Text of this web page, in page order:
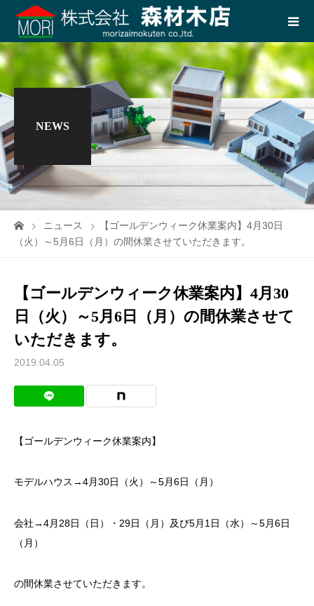
NEWS
ニュース
【ゴールデンウィーク休業案内】4月30日
（火）～5月6日（月）の間休業させていただきます。
【ゴールデンウィーク休業案内】4月30
日（火）～5月6日（月）の間休業させて
いただきます。
2019.04.05
【ゴールデンウィーク休業案内】
モデルハウス→4月30日（火）～5月6日（月）
会社→4月28日（日）・29日（月）及び5月1日（水）～5月6日
（月）
の間休業させていただきます。